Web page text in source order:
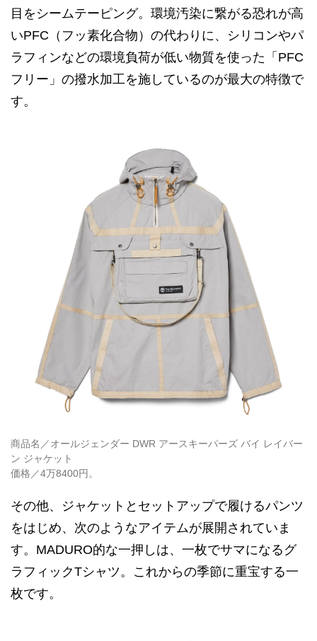
目をシームテーピング。環境汚染に繋がる恐れが高
いPFC（フッ素化合物）の代わりに、シリコンやパ
ラフィンなどの環境負荷が低い物質を使った「PFC
フリー」の撥水加工を施しているのが最大の特徴で
す。
商品名／オールジェンダー DWR アースキーパーズ バイ レイバー
ン ジャケット
価格／4万8400円。
その他、ジャケットとセットアップで履けるパンツ
をはじめ、次のようなアイテムが展開されていま
す。MADURO的な一押しは、一枚でサマになるグ
ラフィックTシャツ。これからの季節に重宝する一
枚です。